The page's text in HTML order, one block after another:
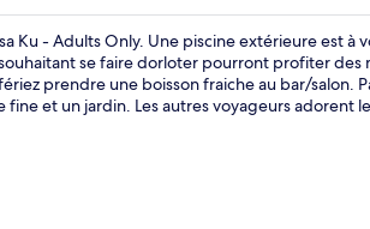
Ku - Adults Only. Une piscine extérieure est à
se faire dorloter pourront profiter des
prendre une boisson fraiche au bar/salon.
et un jardin. Les autres voyageurs adorent